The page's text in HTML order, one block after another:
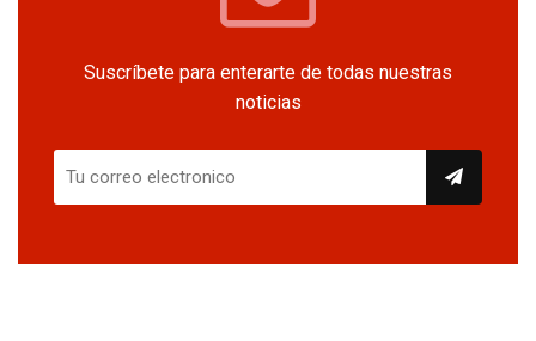
Suscríbete para enterarte de todas nuestras
noticias